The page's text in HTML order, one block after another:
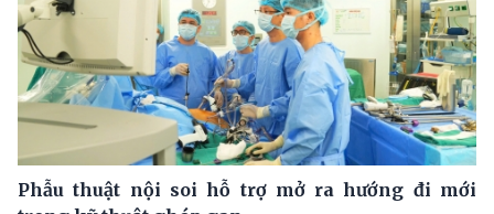
Phẫu thuật nội soi hỗ trợ mở ra hướng đi mới